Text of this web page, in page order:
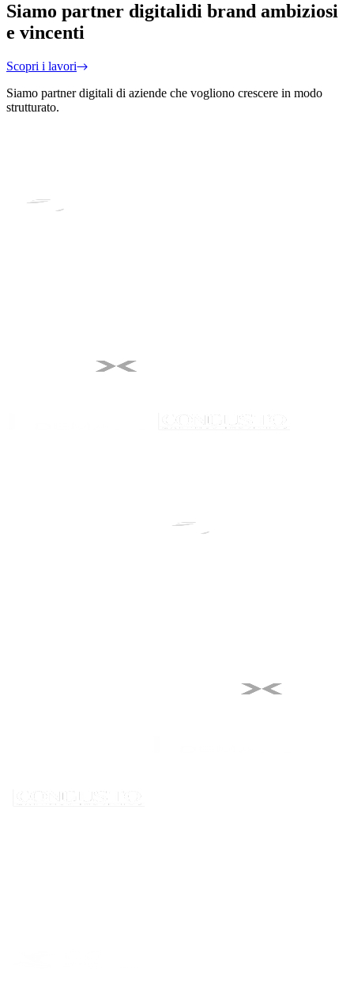
Siamo partner digitalidi brand ambiziosi
e vincenti
Scopri i lavori
Siamo partner digitali di aziende che vogliono crescere in modo
strutturato.